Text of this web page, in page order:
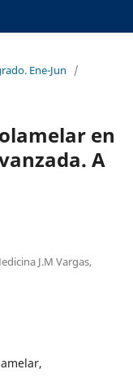
Ene-Jun
/
en
A
J.M Vargas,